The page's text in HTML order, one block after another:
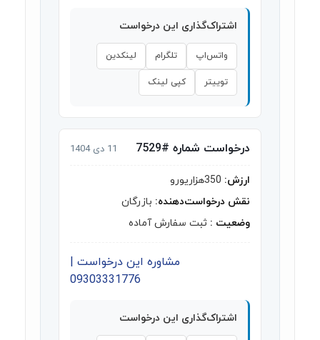
اشتراک‌گذاری این درخواست
واتس‌اپ تلگرام لینکدین
توییتر کپی لینک
درخواست شماره #7529 11 دی 1404
ارزش:
نقش درخواست‌دهنده: بازرگان
وضعیت : ثبت سفارش آماده
مشاوره این درخواست |
09303331776
اشتراک‌گذاری این درخواست